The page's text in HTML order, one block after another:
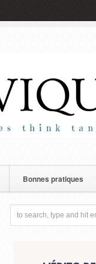
Bonnes pratiques